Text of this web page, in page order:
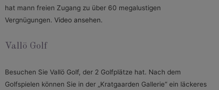
hat mann freien Zugang zu über 60 megalustigen
Vergnügungen. Video ansehen.
Vallö Golf
Besuchen Sie Vallö Golf, der 2 Golfplätze hat. Nach dem
Golfspielen können Sie in der „Kratgaarden Gallerie“ ein läckeres